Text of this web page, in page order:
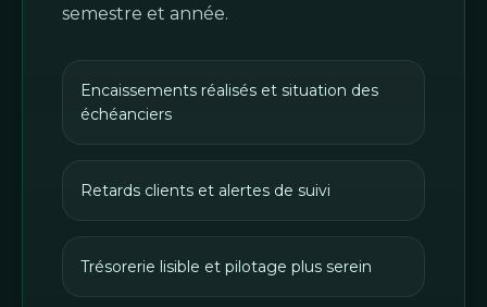
semestre et année.
Encaissements réalisés et situation des
échéanciers
Retards clients et alertes de suivi
Trésorerie lisible et pilotage plus serein